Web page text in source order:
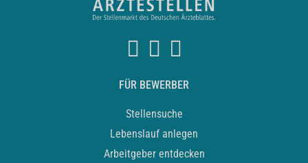
FÜR BEWERBER
Stellensuche
Lebenslauf anlegen
Arbeitgeber entdecken